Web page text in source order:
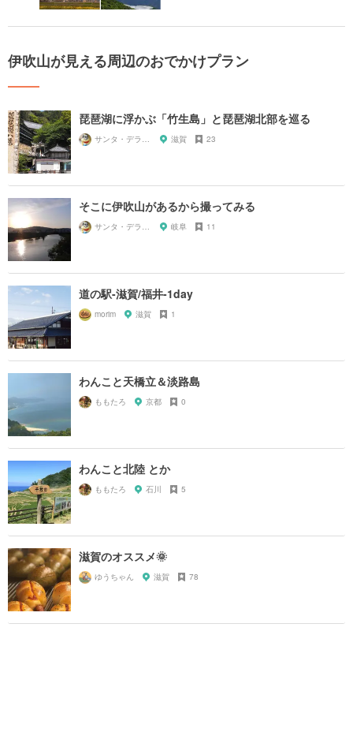
伊吹山が見える周辺のおでかけプラン
琵琶湖に浮かぶ「竹生島」と琵琶湖北部を巡る
サンタ・デラックス 滋賀 23
そこに伊吹山があるから撮ってみる
サンタ・デラックス 岐阜 11
道の駅-滋賀/福井-1day
morim 滋賀 1
わんこと天橋立＆淡路島
ももたろ 京都 0
わんこと北陸 とか
ももたろ 石川 5
滋賀のオススメ🌞
ゆうちゃん 滋賀 78